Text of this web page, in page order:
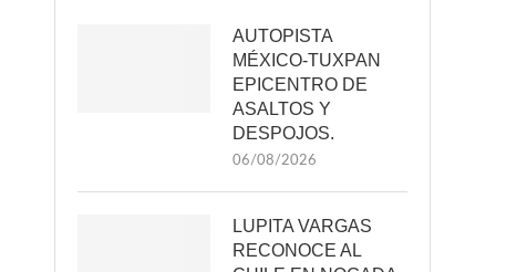
AUTOPISTA
MÉXICO-TUXPAN
EPICENTRO DE
ASALTOS Y
DESPOJOS.
06/08/2026
LUPITA VARGAS
RECONOCE AL